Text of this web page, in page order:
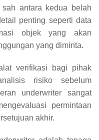
antara kedua belah
penting seperti data
objek yang akan
yang diminta.
verifikasi bagi pihak
risiko sebelum
underwriter sangat
permintaan
akhir.